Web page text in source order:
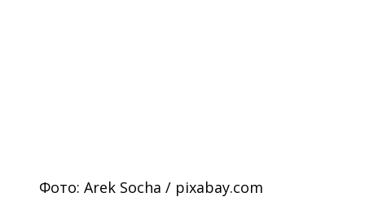
Фото: Arek Socha / pixabay.com